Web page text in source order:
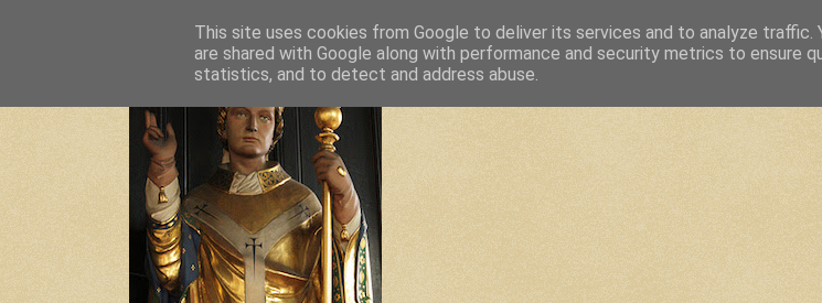
This site uses cookies from Google to deliver its services and to analyze traffic.
are shared with Google along with performance and security metrics to ensure
statistics, and to detect and address abuse.